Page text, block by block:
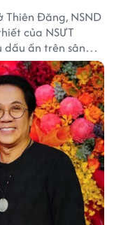
Thiên Đăng, NSND
của NSƯT
dấu ấn trên sân